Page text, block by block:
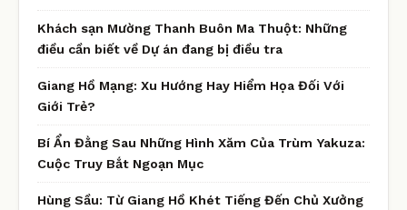
Khách sạn Mường Thanh Buôn Ma Thuột: Những
điều cần biết về Dự án đang bị điều tra
Giang Hồ Mạng: Xu Hướng Hay Hiểm Họa Đối Với
Giới Trẻ?
Bí Ẩn Đằng Sau Những Hình Xăm Của Trùm Yakuza:
Cuộc Truy Bắt Ngoạn Mục
Hùng Sầu: Từ Giang Hồ Khét Tiếng Đến Chủ Xưởng